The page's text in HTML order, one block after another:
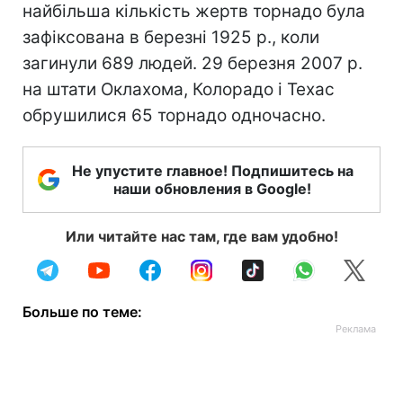
найбільша кількість жертв торнадо була
зафіксована в березні 1925 р., коли
загинули 689 людей. 29 березня 2007 р.
на штати Оклахома, Колорадо і Техас
обрушилися 65 торнадо одночасно.
Не упустите главное! Подпишитесь на
наши обновления в Google!
Или читайте нас там, где вам удобно!
Больше по теме: